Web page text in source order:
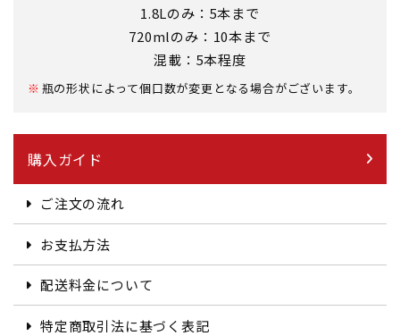
1.8Lのみ：5本まで
720mlのみ：10本まで
混載：5本程度
瓶の形状によって個口数が変更となる場合がございます。
購入ガイド
ご注文の流れ
お支払方法
配送料金について
特定商取引法に基づく表記